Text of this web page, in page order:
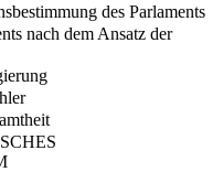
des Parlaments
nach dem Ansatz der